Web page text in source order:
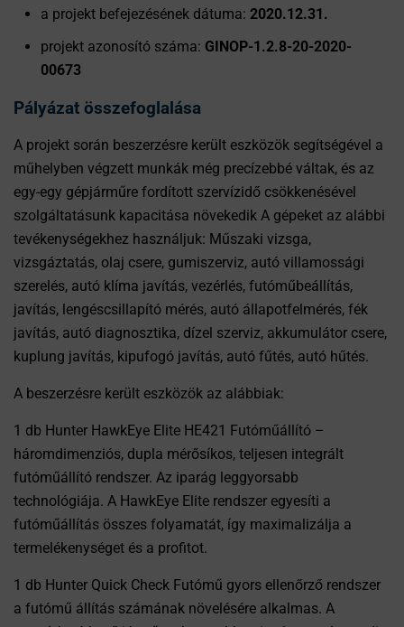
a projekt befejezésének dátuma: 2020.12.31.
projekt azonosító száma: GINOP-1.2.8-20-2020-
00673
Pályázat összefoglalása
A projekt során beszerzésre került eszközök segítségével a
műhelyben végzett munkák még precízebbé váltak, és az
egy-egy gépjárműre fordított szervízidő csökkenésével
szolgáltatásunk kapacitása növekedik A gépeket az alábbi
tevékenységekhez használjuk: Műszaki vizsga,
vizsgáztatás, olaj csere, gumiszerviz, autó villamossági
szerelés, autó klíma javítás, vezérlés, futóműbeállítás,
javítás, lengéscsillapító mérés, autó állapotfelmérés, fék
javítás, autó diagnosztika, dízel szerviz, akkumulátor csere,
kuplung javítás, kipufogó javítás, autó fűtés, autó hűtés.
A beszerzésre került eszközök az alábbiak:
1 db Hunter HawkEye Elite HE421 Futóműállító –
háromdimenziós, dupla mérősíkos, teljesen integrált
futóműállító rendszer. Az iparág leggyorsabb
technológiája. A HawkEye Elite rendszer egyesíti a
futóműállítás összes folyamatát, így maximalizálja a
termelékenységet és a profitot.
1 db Hunter Quick Check Futómű gyors ellenőrző rendszer
a futómű állítás számának növelésére alkalmas. A